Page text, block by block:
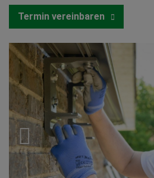
Termin vereinbaren